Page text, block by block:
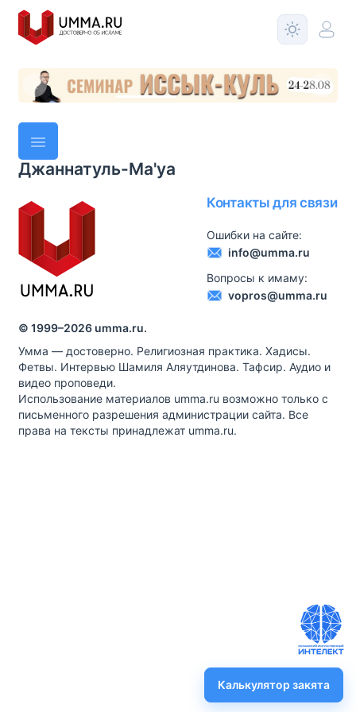
Джаннатуль-Ма'уа
Контакты для связи
Ошибки на сайте:
info@umma.ru
Вопросы к имаму:
vopros@umma.ru
© 1999–2026 umma.ru.
Умма — достоверно. Религиозная практика. Хадисы.
Фетвы. Интервью Шамиля Аляутдинова. Тафсир. Аудио и
видео проповеди.
Использование материалов umma.ru возможно только с
письменного разрешения администрации сайта. Все
права на тексты принадлежат umma.ru.
Калькулятор закята